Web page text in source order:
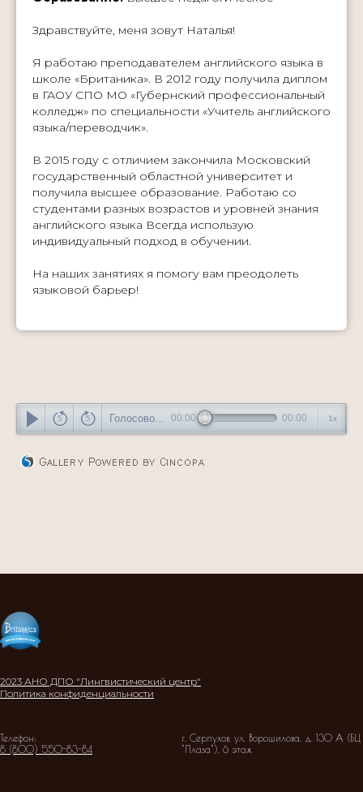
Здравствуйте, меня зовут Наталья!
Я работаю преподавателем английского языка в
школе «Британика». В 2012 году получила диплом
в ГАОУ СПО МО «Губернский профессиональный
колледж» по специальности «Учитель английского
языка/переводчик».
В 2015 году с отличием закончила Московский
государственный областной университет и
получила высшее образование. Работаю со
студентами разных возрастов и уровней знания
английского языка Всегда использую
индивидуальный подход в обучении.
На наших занятиях я помогу вам преодолеть
языковой барьер!
Голосовое приветствие 00:00 00:00 1x
2023 АНО ДПО "Лингвистический центр"
Политика конфиденциальности
Телефон:
8 (800) 550-83-84
г. Серпухов, ул. Ворошилова, д. 130 А (БЦ
"Плаза"), 6 этаж